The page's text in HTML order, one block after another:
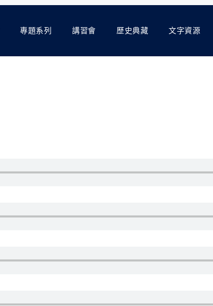
專題系列 講習會 歷史典藏 文字資源